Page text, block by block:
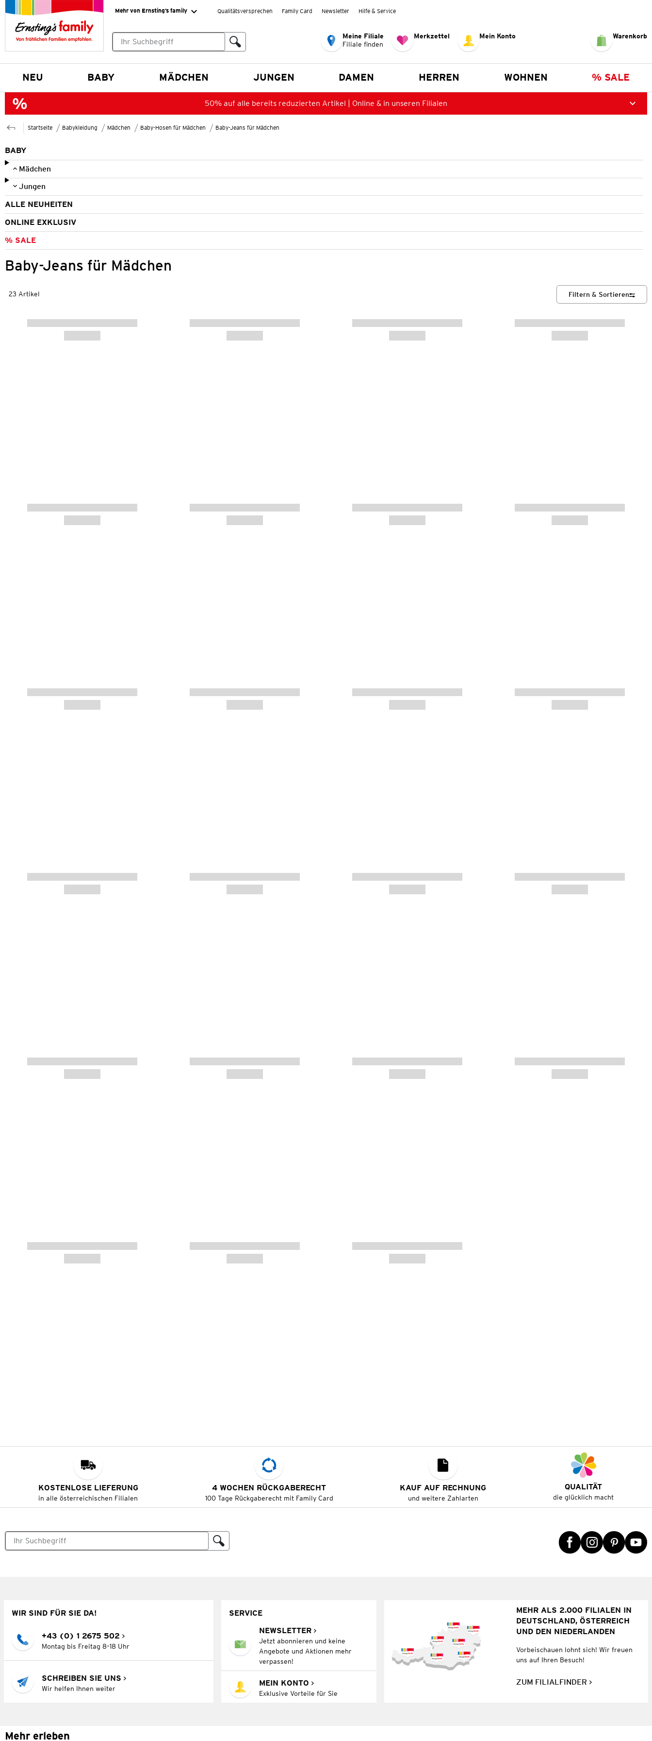
Mehr von Ernsting’s family Qualitätsversprechen Family Card Newsletter Hilfe & Service
Meine Filiale
Filiale finden
Merkzettel Mein Konto Warenkorb
NEU BABY MÄDCHEN JUNGEN DAMEN HERREN WOHNEN % SALE
50% auf alle bereits reduzierten Artikel | Online & in unseren Filialen
Startseite Babykleidung Mädchen Baby-Hosen für Mädchen Baby-Jeans für Mädchen
BABY
Mädchen
Jungen
ALLE NEUHEITEN
ONLINE EXKLUSIV
% SALE
Baby-Jeans für Mädchen
23 Artikel Filtern & Sortieren
KOSTENLOSE LIEFERUNG
in alle österreichischen Filialen
4 WOCHEN RÜCKGABERECHT
100 Tage Rückgaberecht mit Family Card
KAUF AUF RECHNUNG
und weitere Zahlarten
QUALITÄT
die glücklich macht
WIR SIND FÜR SIE DA!
+43 (0) 1 2675 502
Montag bis Freitag 8–18 Uhr
SCHREIBEN SIE UNS
Wir helfen Ihnen weiter
SERVICE
NEWSLETTER
Jetzt abonnieren und keine
Angebote und Aktionen mehr
verpassen!
MEIN KONTO
Exklusive Vorteile für Sie
MEHR ALS 2.000 FILIALEN IN
DEUTSCHLAND, ÖSTERREICH
UND DEN NIEDERLANDEN
Vorbeischauen lohnt sich! Wir freuen
uns auf Ihren Besuch!
ZUM FILIALFINDER
Mehr erleben